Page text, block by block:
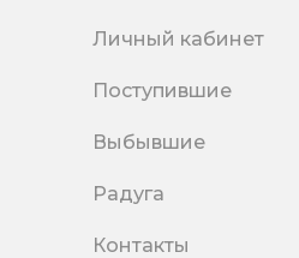
Личный кабинет
Поступившие
Выбывшие
Радуга
Контакты